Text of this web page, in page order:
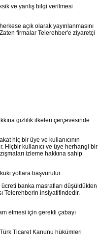
ve yanlış bilgi verilmesi
açık olarak yayınlanmasını
firmalar Telerehber'e ziyaretçi
gizlilik ilkeleri çerçevesinde
hiç bir üye ve kullanıcının
Hiçbir kullanıcı ve üye herhangi bir
izleme hakkına sahip
yollara başvurulur.
banka masrafları düşüldükten
Telerehberin insiyatifindedir.
etmesi için gerekli çabayı
Ticaret Kanunu hükümleri